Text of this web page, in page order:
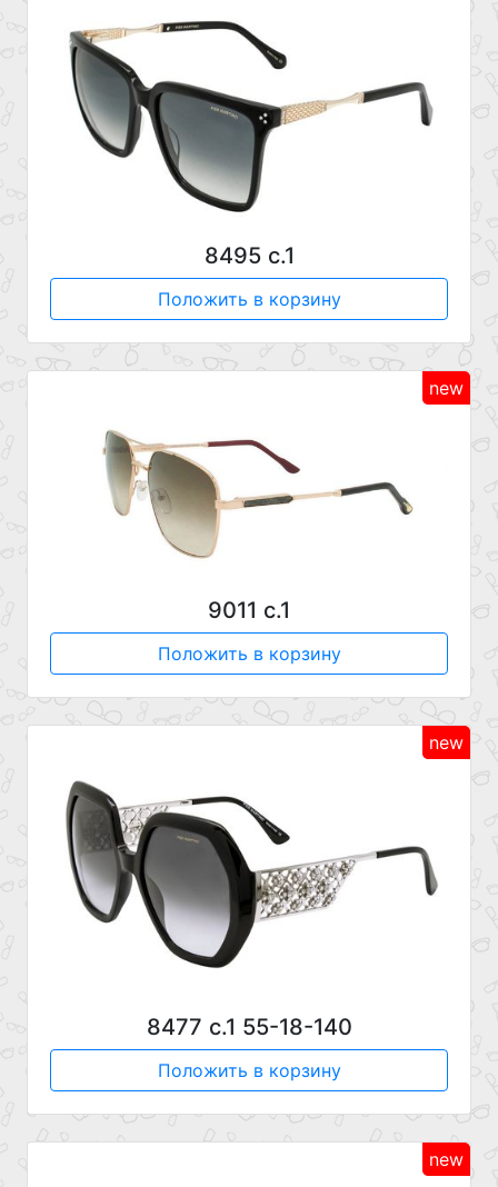
8495 с.1
Положить в корзину
new
9011 с.1
Положить в корзину
new
8477 с.1 55-18-140
Положить в корзину
new